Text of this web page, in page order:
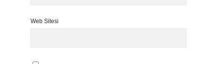
Web Sitesi